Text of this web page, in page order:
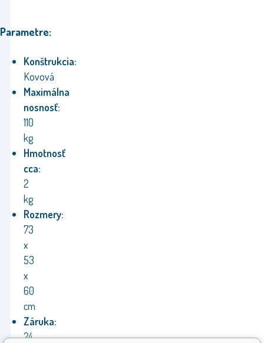
Parametre:
Konštrukcia:
Kovová
Maximálna
nosnosť:
110
kg
Hmotnosť
cca:
2
kg
Rozmery:
73
x
53
x
60
cm
Záruka:
24